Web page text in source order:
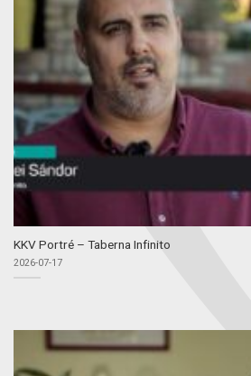
KKV Portré – Taberna Infinito
2026-07-17